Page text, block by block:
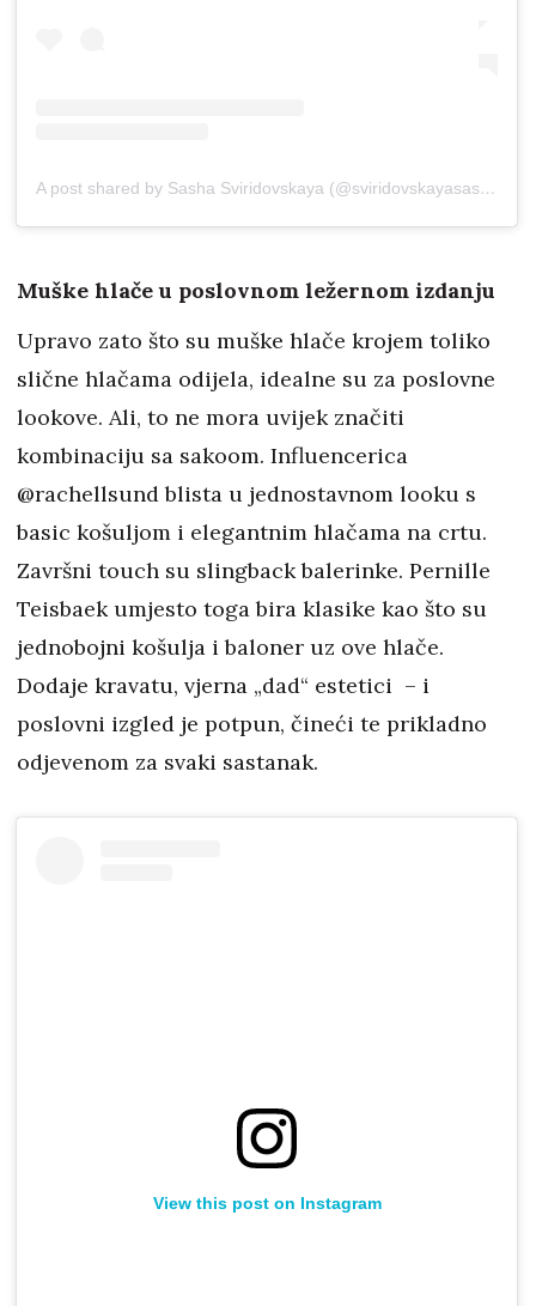
A post shared by Sasha Sviridovskaya (@sviridovskayasasha)
Muške hlače u poslovnom ležernom izdanju
Upravo zato što su muške hlače krojem toliko
slične hlačama odijela, idealne su za poslovne
lookove. Ali, to ne mora uvijek značiti
kombinaciju sa sakoom. Influencerica
@rachellsund blista u jednostavnom looku s
basic košuljom i elegantnim hlačama na crtu.
Završni touch su slingback balerinke. Pernille
Teisbaek umjesto toga bira klasike kao što su
jednobojni košulja i baloner uz ove hlače.
Dodaje kravatu, vjerna „dad“ estetici – i
poslovni izgled je potpun, čineći te prikladno
odjevenom za svaki sastanak.
View this post on Instagram